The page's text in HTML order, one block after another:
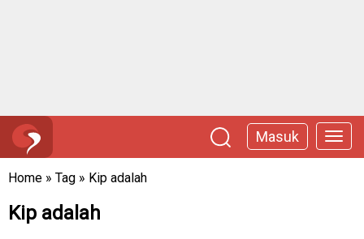
Masuk
Home » Tag » Kip adalah
Kip adalah